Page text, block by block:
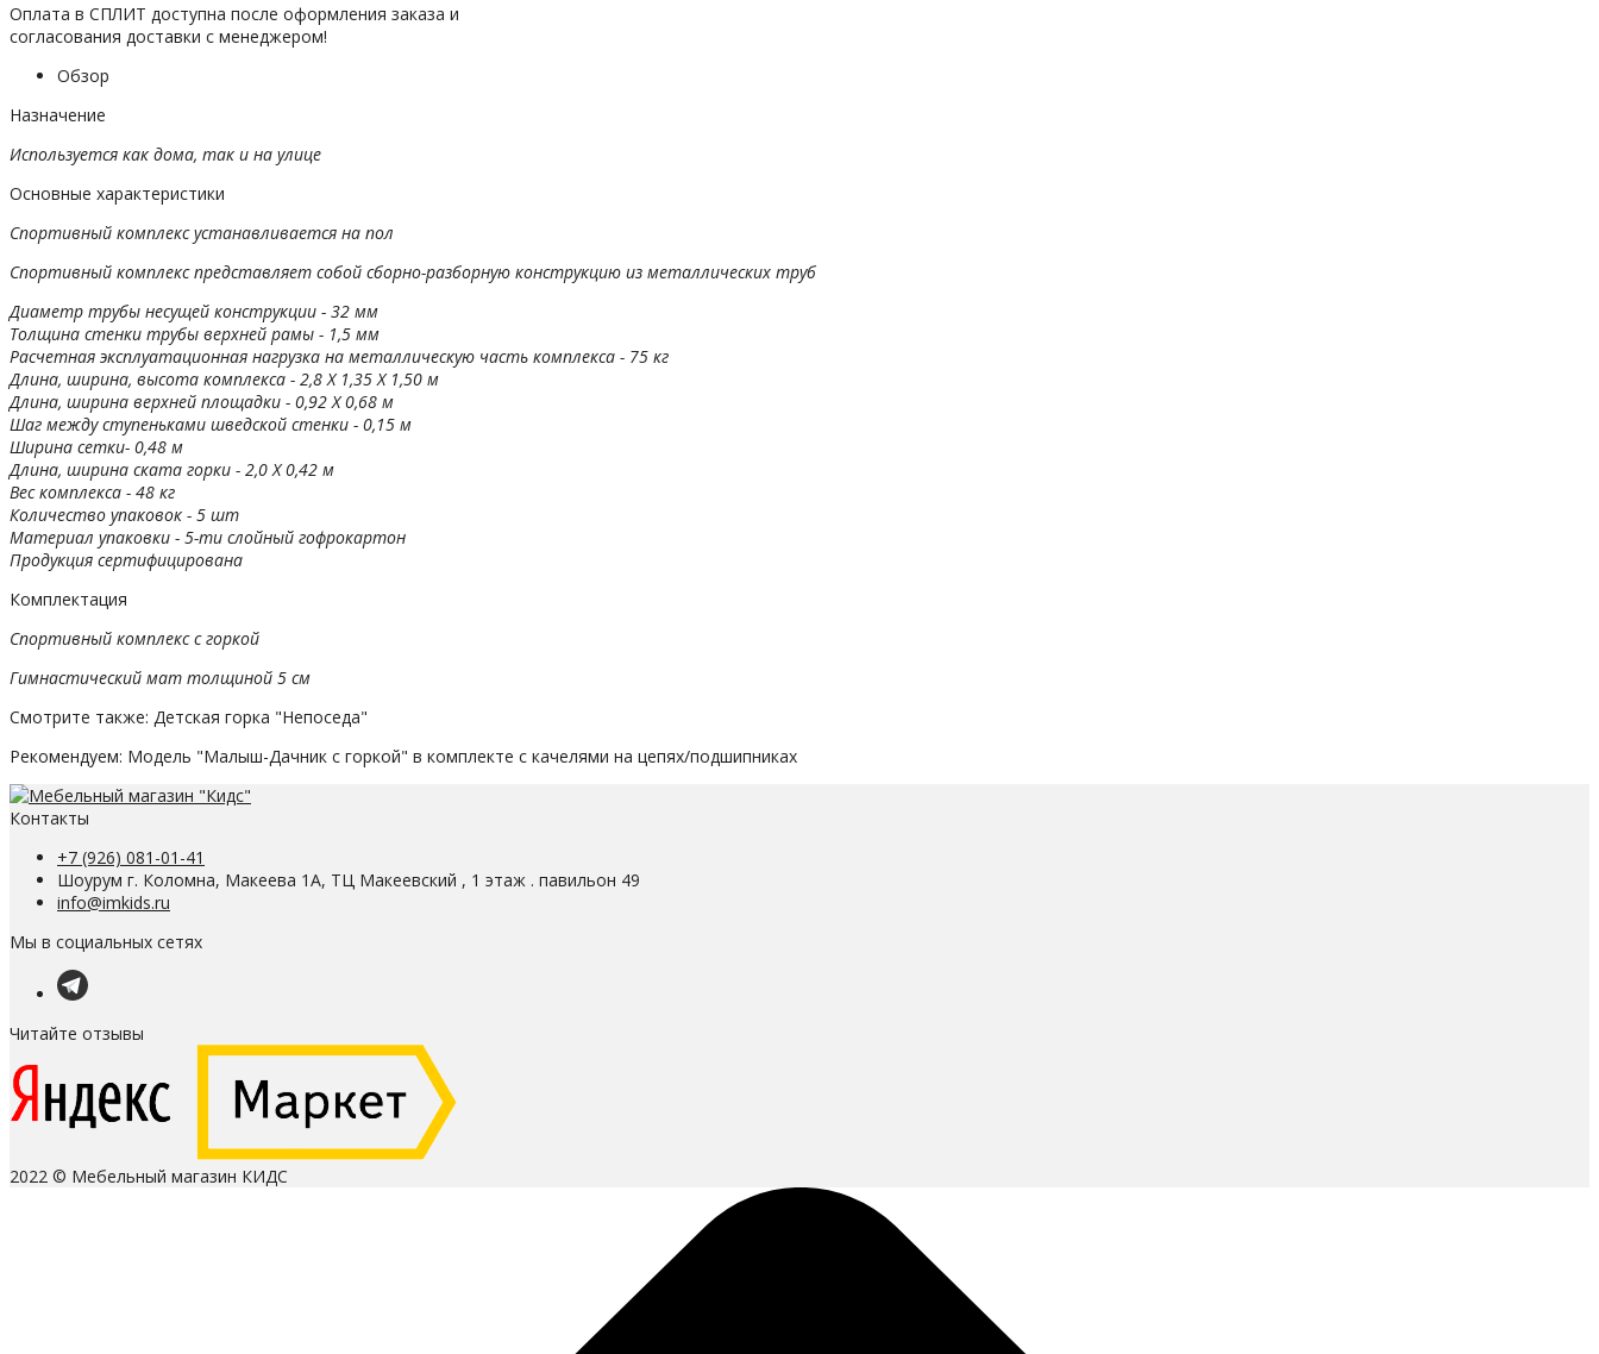
Оплата в СПЛИТ доступна после оформления заказа и
согласования доставки с менеджером!
Обзор
Назначение
Используется как дома, так и на улице
Основные характеристики
Спортивный комплекс устанавливается на пол
Спортивный комплекс представляет собой сборно-разборную конструкцию из металлических труб
Диаметр трубы несущей конструкции - 32 мм
Толщина стенки трубы верхней рамы - 1,5 мм
Расчетная эксплуатационная нагрузка на металлическую часть комплекса - 75 кг
Длина, ширина, высота комплекса - 2,8 Х 1,35 Х 1,50 м
Длина, ширина верхней площадки - 0,92 Х 0,68 м
Шаг между ступеньками шведской стенки - 0,15 м
Ширина сетки- 0,48 м
Длина, ширина ската горки - 2,0 Х 0,42 м
Вес комплекса - 48 кг
Количество упаковок - 5 шт
Материал упаковки - 5-ти слойный гофрокартон
Продукция сертифицирована
Комплектация
Спортивный комплекс с горкой
Гимнастический мат толщиной 5 см
Смотрите также: Детская горка "Непоседа"
Рекомендуем: Модель "Малыш-Дачник с горкой" в комплекте с качелями на цепях/подшипниках
Контакты
+7 (926) 081-01-41
Шоурум г. Коломна, Макеева 1А, ТЦ Макеевский , 1 этаж . павильон 49
info@imkids.ru
Мы в социальных сетях
Читайте отзывы
2022 © Мебельный магазин КИДС